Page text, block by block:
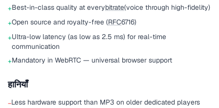
+Best-in-class quality at everybitrate(voice through high-fidelity)
+Open source and royalty-free (RFC6716)
+Ultra-low latency (as low as 2.5 ms) for real-time
communication
+Mandatory in WebRTC — universal browser support
हानियाँ
−Less hardware support than MP3 on older dedicated players